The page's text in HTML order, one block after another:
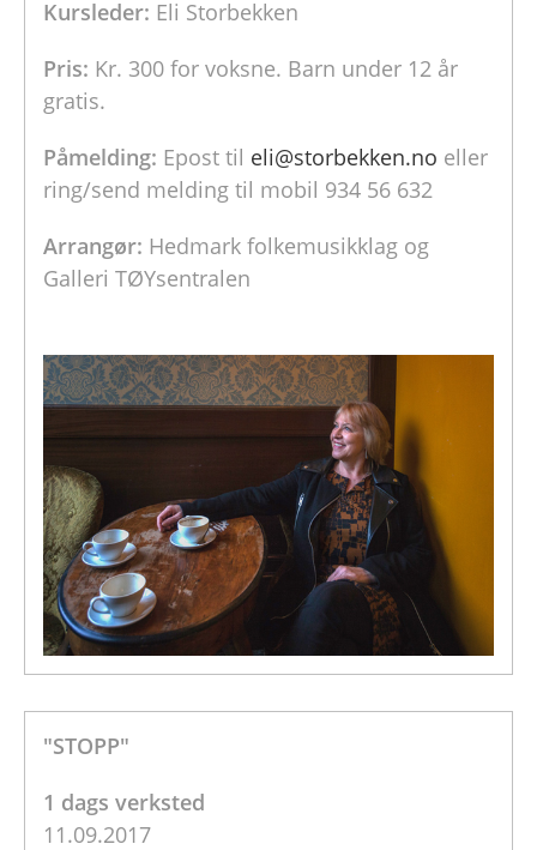
Kursleder: Eli Storbekken
Pris: Kr. 300 for voksne. Barn under 12 år
gratis.
Påmelding: Epost til eli@storbekken.no eller
ring/send melding til mobil 934 56 632
Arrangør: Hedmark folkemusikklag og
Galleri TØYsentralen
"STOPP"
1 dags verksted
11.09.2017